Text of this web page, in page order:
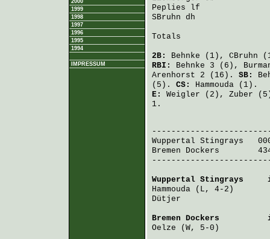
2000
1999
1998
1997
1996
1995
1994
IMPRESSUM
Peplies lf                3
SBruhn dh
Totals
2B: Behnke (1), CBruhn
RBI: Behnke 3 (6),
Arenhorst 2 (16). SB:
(5). CS: Hammouda (1).
E: Weigler (2), Zuber
1.
Wuppertal Stingrays
Bremen Dockers
Wuppertal Stingrays
Hammouda (L, 4-2)
Dütjer
Bremen Dockers
Oelze (W, 5-0)